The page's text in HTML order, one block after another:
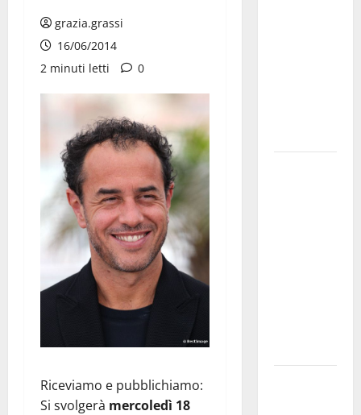
grazia.grassi
16/06/2014
2 minuti letti
0
Riceviamo e pubblichiamo:
Si svolgerà mercoledì 18